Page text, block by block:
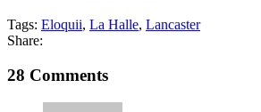
Tags: Eloquii, La Halle, Lancaster
Share:
28 Comments